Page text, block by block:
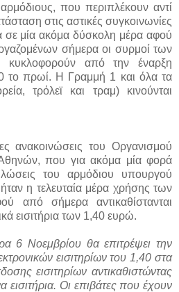
που περιπλέκουν αντί
στις αστικές συγκοινωνίες
σε μία ακόμα δύσκολη μέρα αφού
σήμερα οι συρμοί των
από την έναρξη
το πρωί. Η Γραμμή 1 και όλα τα
τρόλεϊ και τραμ) κινούνται
ανακοινώσεις του Οργανισμού
που για ακόμα μία φορά
του αρμόδιου υπουργού
η τελευταία μέρα χρήσης των
από σήμερα αντικαθίστανται
εισιτήρια των 1,40 ευρώ.
6 Νοεμβρίου θα επιτρέψει την
εισιτηρίων του 1,40 στα
εισιτηρίων αντικαθιστώντας
εισιτήρια. Οι επιβάτες που έχουν